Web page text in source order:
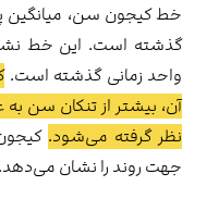
واحد زمانی گذشته است.
آن، بیشتر از تنکان سن به
نظر گرفته می‌شود.
جهت روند را نشان می‌دهد.